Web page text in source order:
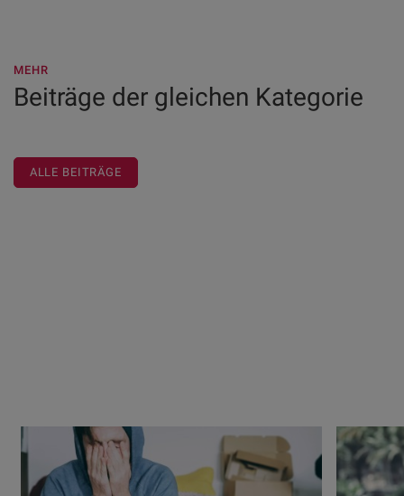
MEHR
Beiträge der gleichen Kategorie
ALLE BEITRÄGE